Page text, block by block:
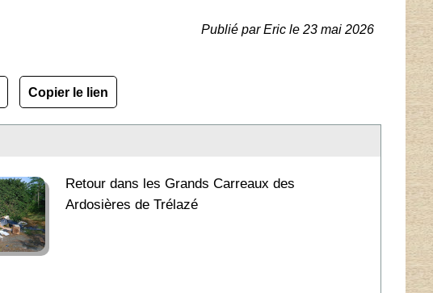
Publié par Eric le 23 mai 2026
Copier le lien
Retour dans les Grands Carreaux des
Ardosières de Trélazé